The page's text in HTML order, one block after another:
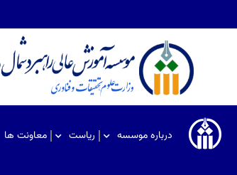
درباره موسسه ریاست معاونت ها